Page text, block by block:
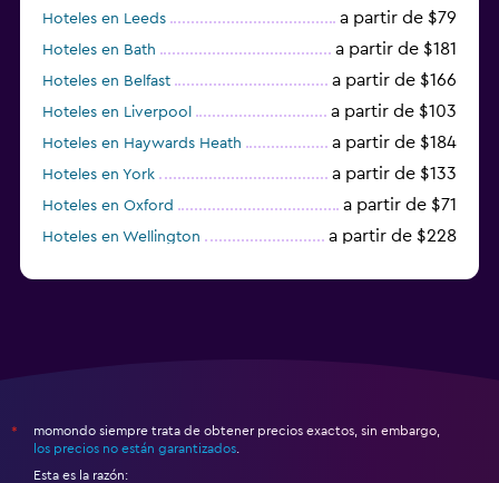
Hoteles en Leeds a partir de $79
Hoteles en Bath a partir de $181
Hoteles en Belfast a partir de $166
Hoteles en Liverpool a partir de $103
Hoteles en Haywards Heath a partir de $184
Hoteles en York a partir de $133
Hoteles en Oxford a partir de $71
Hoteles en Wellington a partir de $228
*
momondo siempre trata de obtener precios exactos, sin embargo,
los precios no están garantizados
Esta es la razón: